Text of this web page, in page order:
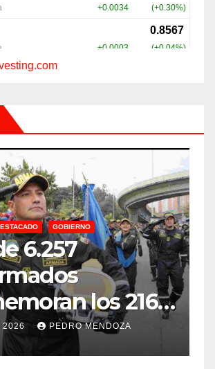
GOBIERNO
6.257
los 216
en el
2026 PEDRO MENDOZA